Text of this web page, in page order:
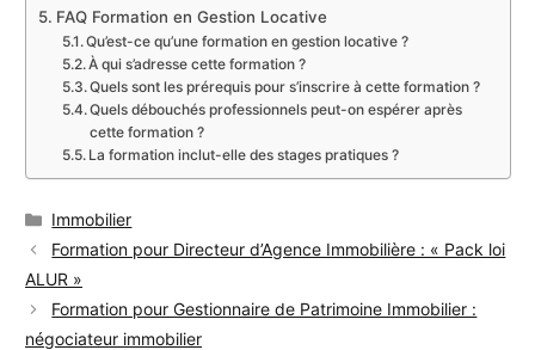
FAQ Formation en Gestion Locative
Qu’est-ce qu’une formation en gestion locative ?
À qui s’adresse cette formation ?
Quels sont les prérequis pour s’inscrire à cette formation ?
Quels débouchés professionnels peut-on espérer après
cette formation ?
La formation inclut-elle des stages pratiques ?
Catégories
Immobilier
Formation pour Directeur d’Agence Immobilière : « Pack loi
ALUR »
Formation pour Gestionnaire de Patrimoine Immobilier :
négociateur immobilier